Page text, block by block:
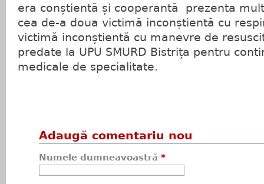
era conștientă și cooperantă prezenta
cea de-a doua victimă inconștientă cu
victimă inconștientă cu manevre de
predate la UPU SMURD Bistrița pentru
medicale de specialitate.
Adaugă comentariu nou
Numele dumneavoastră *